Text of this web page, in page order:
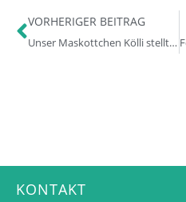
VORHERIGER BEITRAG
Unser Maskottchen Kölli stellt sich vor
KONTAKT